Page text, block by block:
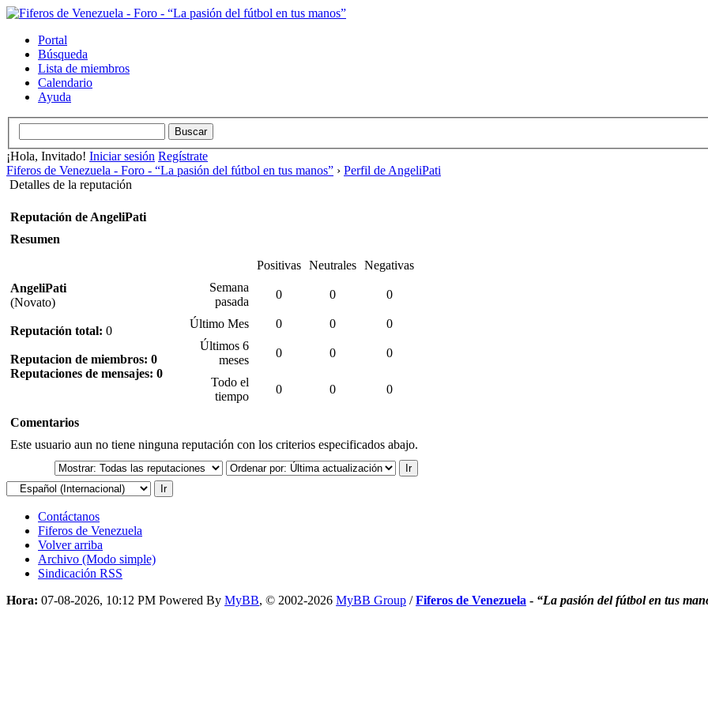
Portal
Búsqueda
Lista de miembros
Calendario
Ayuda
¡Hola, Invitado! Iniciar sesión Regístrate
Fiferos de Venezuela - Foro - “La pasión del fútbol en tus manos” › Perfil de AngeliPati
Detalles de la reputación
Reputación de AngeliPati
Resumen
AngeliPati
(Novato)
Reputación total: 0
Reputacion de miembros: 0
Reputaciones de mensajes: 0
Positivas Neutrales Negativas
Semana
pasada
0 0 0
Último Mes 0 0
0
Últimos 6
meses
0 0 0
Todo el
tiempo
0 0 0
Comentarios
Este usuario aun no tiene ninguna reputación con los criterios especificados abajo.
Contáctanos
Fiferos de Venezuela
Volver arriba
Archivo (Modo simple)
Sindicación RSS
Hora: 07-08-2026, 10:12 PM Powered By MyBB, © 2002-2026 MyBB Group /Fiferos de Venezuela - “La pasión del fútbol en tus